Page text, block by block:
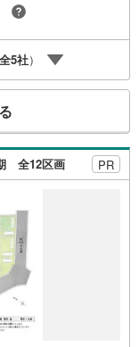
相談頂けます4.年中
わせがスムーズです
ペース、授乳室、
ースをご用意してお
。
全5社）
全12区画 PR